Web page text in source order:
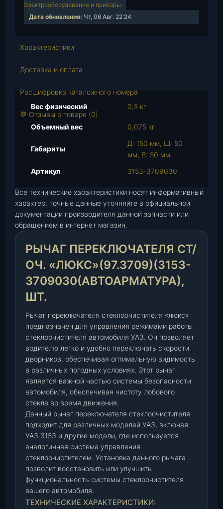
в
т
в
р
п
е
р
е
л
ю
а
л
я
с
/
л
ю
к
с
"
(
9
7
Электрооборудование и приборы
Дата обновления: Чт, 06 Авг. 22:24
Характеристики
Доставка и оплата
Расшифровка каталожного номера
💬 Отзывы о товаре (0)
Вес физический 0,5 кг
Объемный вес 0,075 кг
Габариты
Д: 150 мм, Ш: 50
мм, В: 50 мм
Артикул
3153-3709030
Все технические характеристики носят информативный
характер, точные данные уточняйте в официальной
документации производителя данной запчасти или
обращением в интернет магазин.
РЫЧАГ ПЕРЕКЛЮЧАТЕЛЯ СТ/
ОЧ. «ЛЮКС»(97.3709)(3153-
3709030(АВТОАРМАТУРА),
ШТ.
Рычаг переключателя стеклоочистителя «люкс»
предназначен для управления режимами работы
стеклоочистителя автомобиля УАЗ. Он позволяет
водителю легко и удобно переключать скорости
дворников, обеспечивая оптимальную видимость
в различных погодных условиях. Этот рычаг
является важной частью системы безопасности
автомобиля, обеспечивая чистоту лобового
стекла во время движения.
Данный рычаг переключателя стеклоочистителя
подходит для различных моделей УАЗ, включая
УАЗ 3153 и другие модели, где используется
аналогичная система управления
стеклоочистителем. Установка данного рычага
позволит восстановить или улучшить
функциональность системы стеклоочистителя
вашего автомобиля.
ТЕХНИЧЕСКИЕ ХАРАКТЕРИСТИКИ: